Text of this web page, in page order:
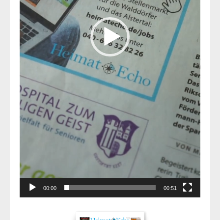
00:00 00:51